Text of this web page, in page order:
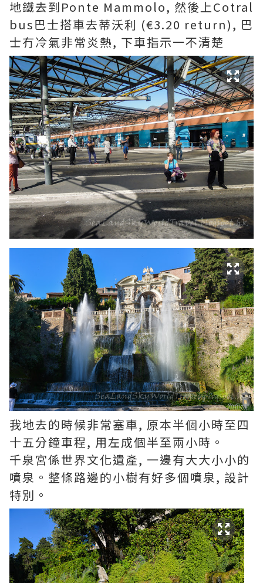
地鐵去到Ponte Mammolo, 然後上Cotral
bus巴士搭車去蒂沃利 (€3.20 return), 巴
士冇冷氣非常炎熱, 下車指示一不清楚
我地去的時候非常塞車, 原本半個小時至四
十五分鐘車程, 用左成個半至兩小時。
千泉宮係世界文化遺產, 一邊有大大小小的
噴泉。整條路邊的小樹有好多個噴泉, 設計
特別。